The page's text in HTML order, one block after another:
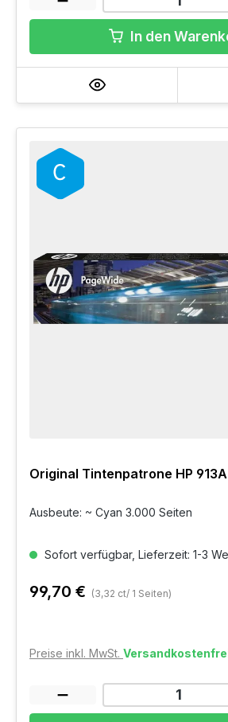
In den
Original Tintenpatrone HP
Ausbeute: ~ Cyan 3.000 Seiten
Sofort verfügbar, Lieferzeit: 1-3
99,70 € (3,32 ct/ 1 Seiten)
Preise inkl. MwSt.